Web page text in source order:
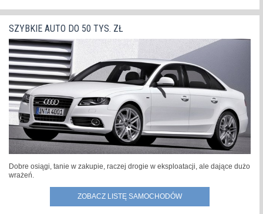
SZYBKIE AUTO DO 50 TYS. ZŁ
Dobre osiągi, tanie w zakupie, raczej drogie w eksploatacji, ale dające dużo
wrażeń.
ZOBACZ LISTĘ SAMOCHODÓW